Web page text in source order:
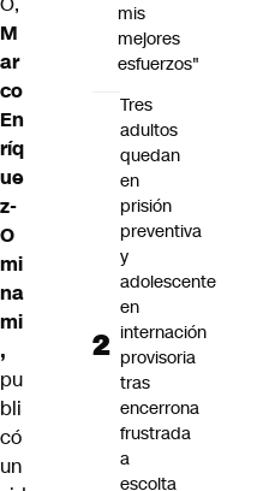
M
ar
co
En
ríq
ue
z-
O
mi
na
mi
,
pu
bli
có
un
mis
mejores
esfuerzos"
Tres
adultos
quedan
en
prisión
preventiva
y
adolescente
en
internación
provisoria
tras
encerrona
frustrada
a
escolta